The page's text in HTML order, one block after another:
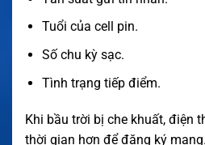
Tuổi của cell pin.
Số chu kỳ sạc.
Tình trạng tiếp điểm.
Khi bầu trời bị che khuất, điện
thời gian hơn để đăng ký